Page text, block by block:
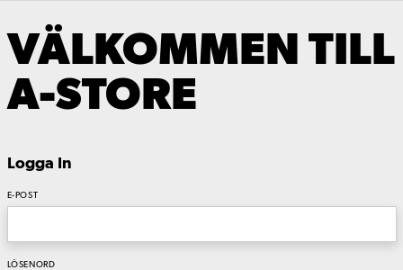
VÄLKOMMEN TILL
A-STORE
Logga In
E-POST
LÖSENORD